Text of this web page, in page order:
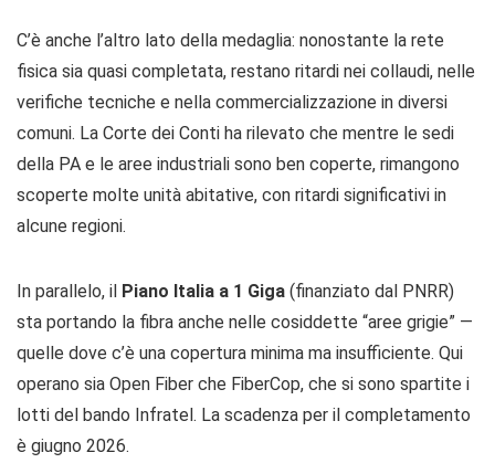
C’è anche l’altro lato della medaglia: nonostante la rete
fisica sia quasi completata, restano ritardi nei collaudi, nelle
verifiche tecniche e nella commercializzazione in diversi
comuni. La Corte dei Conti ha rilevato che mentre le sedi
della PA e le aree industriali sono ben coperte, rimangono
scoperte molte unità abitative, con ritardi significativi in
alcune regioni.
In parallelo, il Piano Italia a 1 Giga (finanziato dal PNRR)
sta portando la fibra anche nelle cosiddette “aree grigie” —
quelle dove c’è una copertura minima ma insufficiente. Qui
operano sia Open Fiber che FiberCop, che si sono spartite i
lotti del bando Infratel. La scadenza per il completamento
è giugno 2026.